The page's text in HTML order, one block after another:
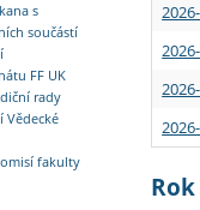
s
součástí
FF UK
rady
Vědecké
fakulty